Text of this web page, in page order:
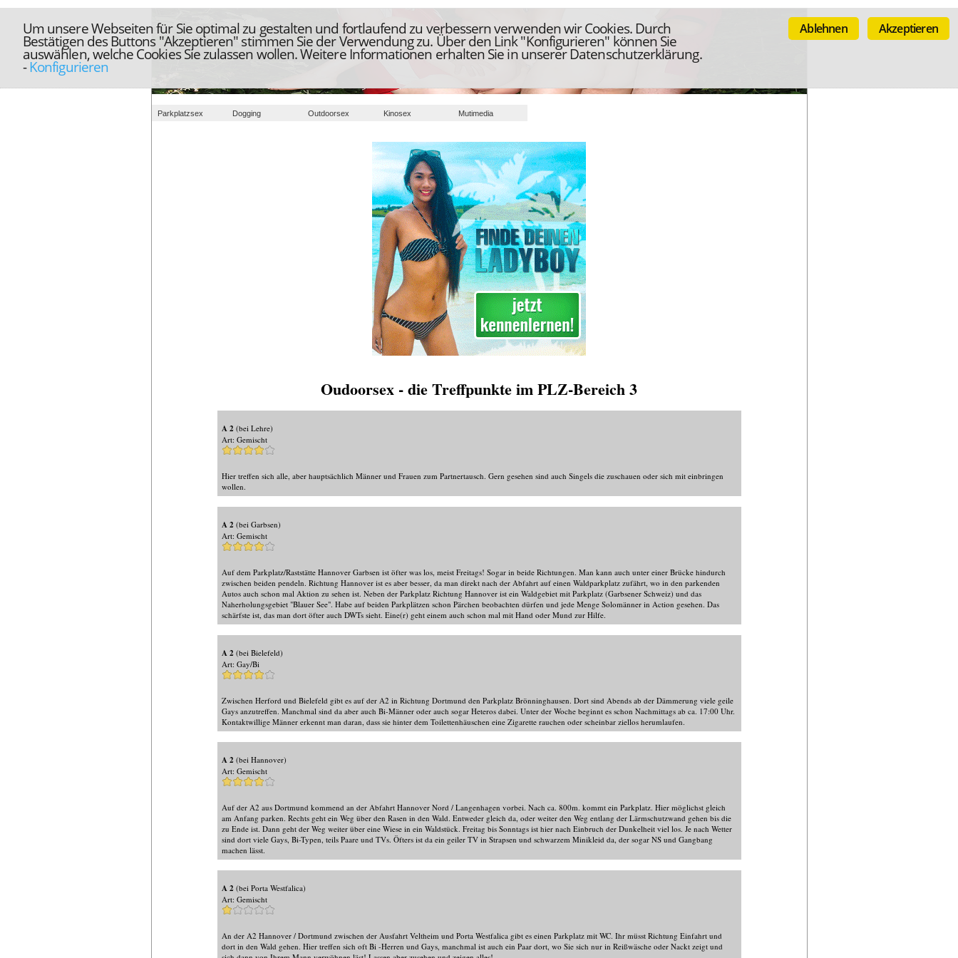
Um unsere Webseiten für Sie optimal zu gestalten und fortlaufend zu verbessern verwenden wir Cookies. Durch
Bestätigen des Buttons "Akzeptieren" stimmen Sie der Verwendung zu. Über den Link "Konfigurieren" können Sie
auswählen, welche Cookies Sie zulassen wollen. Weitere Informationen erhalten Sie in unserer Datenschutzerklärung.
-Konfigurieren
Akzeptieren
Ablehnen
Parkplatzsex Dogging Outdoorsex Kinosex Mutimedia
Oudoorsex - die Treffpunkte im PLZ-Bereich 3
A 2 (bei Lehre)
Art: Gemischt
Hier treffen sich alle, aber hauptsächlich Männer und Frauen zum Partnertausch. Gern gesehen sind auch Singels die zuschauen oder sich mit einbringen
wollen.
A 2 (bei Garbsen)
Art: Gemischt
Auf dem Parkplatz/Raststätte Hannover Garbsen ist öfter was los, meist Freitags! Sogar in beide Richtungen. Man kann auch unter einer Brücke hindurch
zwischen beiden pendeln. Richtung Hannover ist es aber besser, da man direkt nach der Abfahrt auf einen Waldparkplatz zufährt, wo in den parkenden
Autos auch schon mal Aktion zu sehen ist. Neben der Parkplatz Richtung Hannover ist ein Waldgebiet mit Parkplatz (Garbsener Schweiz) und das
Naherholungsgebiet "Blauer See". Habe auf beiden Parkplätzen schon Pärchen beobachten dürfen und jede Menge Solomänner in Action gesehen. Das
schärfste ist, das man dort öfter auch DWTs sieht. Eine(r) geht einem auch schon mal mit Hand oder Mund zur Hilfe.
A 2 (bei Bielefeld)
Art: Gay/Bi
Zwischen Herford und Bielefeld gibt es auf der A2 in Richtung Dortmund den Parkplatz Brönninghausen. Dort sind Abends ab der Dämmerung viele geile
Gays anzutreffen. Manchmal sind da aber auch Bi-Männer oder auch sogar Heteros dabei. Unter der Woche beginnt es schon Nachmittags ab ca. 17:00 Uhr.
Kontaktwillige Männer erkennt man daran, dass sie hinter dem Toilettenhäuschen eine Zigarette rauchen oder scheinbar ziellos herumlaufen.
A 2 (bei Hannover)
Art: Gemischt
Auf der A2 aus Dortmund kommend an der Abfahrt Hannover Nord / Langenhagen vorbei. Nach ca. 800m. kommt ein Parkplatz. Hier möglichst gleich
am Anfang parken. Rechts geht ein Weg über den Rasen in den Wald. Entweder gleich da, oder weiter den Weg entlang der Lärmschutzwand gehen bis die
zu Ende ist. Dann geht der Weg weiter über eine Wiese in ein Waldstück. Freitag bis Sonntags ist hier nach Einbruch der Dunkelheit viel los. Je nach Wetter
sind dort viele Gays, Bi-Typen, teils Paare und TVs. Öfters ist da ein geiler TV in Strapsen und schwarzem Minikleid da, der sogar NS und Gangbang
machen lässt.
A 2 (bei Porta Westfalica)
Art: Gemischt
An der A2 Hannover / Dortmund zwischen der Ausfahrt Veltheim und Porta Westfalica gibt es einen Parkplatz mit WC. Ihr müsst Richtung Einfahrt und
dort in den Wald gehen. Hier treffen sich oft Bi -Herren und Gays, manchmal ist auch ein Paar dort, wo Sie sich nur in Reißwäsche oder Nackt zeigt und